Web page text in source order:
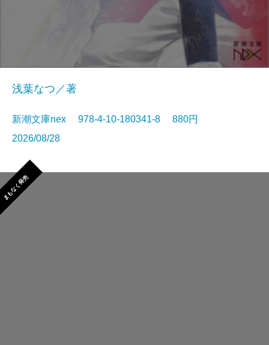
浅葉なつ／著
新潮文庫nex 978-4-10-180341-8 880円
2026/08/28
まもなく発売